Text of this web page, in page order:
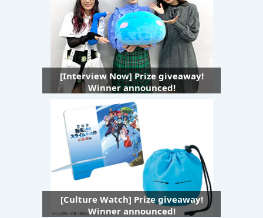
[Interview Now] Prize giveaway!
Winner announced!
[Culture Watch] Prize giveaway!
Winner announced!